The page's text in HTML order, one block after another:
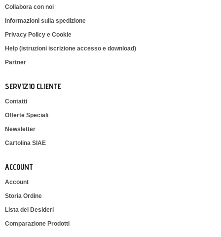
Collabora con noi
Informazioni sulla spedizione
Privacy Policy e Cookie
Help (istruzioni iscrizione accesso e download)
Partner
SERVIZIO CLIENTE
Contatti
Offerte Speciali
Newsletter
Cartolina SIAE
ACCOUNT
Account
Storia Ordine
Lista dei Desideri
Comparazione Prodotti